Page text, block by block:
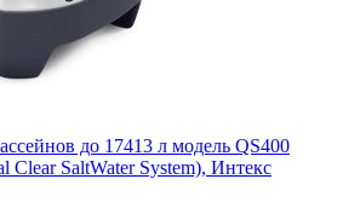
до 17413 л модель QS400
Clear SaltWater System), Интекс